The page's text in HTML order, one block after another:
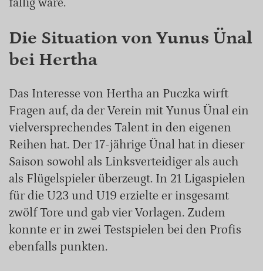
fällig wäre.
Die Situation von Yunus Ünal
bei Hertha
Das Interesse von Hertha an Puczka wirft
Fragen auf, da der Verein mit Yunus Ünal ein
vielversprechendes Talent in den eigenen
Reihen hat. Der 17-jährige Ünal hat in dieser
Saison sowohl als Linksverteidiger als auch
als Flügelspieler überzeugt. In 21 Ligaspielen
für die U23 und U19 erzielte er insgesamt
zwölf Tore und gab vier Vorlagen. Zudem
konnte er in zwei Testspielen bei den Profis
ebenfalls punkten.